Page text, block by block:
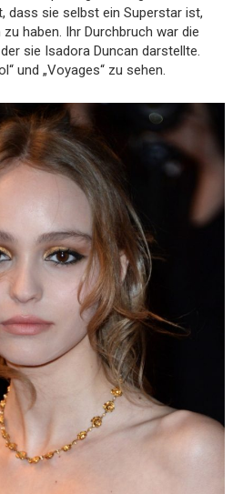
dass sie selbst ein Superstar ist,
haben. Ihr Durchbruch war die
der sie Isadora Duncan darstellte.
und „Voyages“ zu sehen.